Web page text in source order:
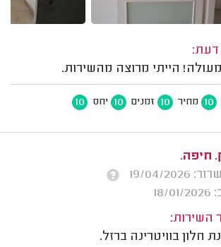
דעת:
הייתי מרוצה מהשירות.
10 מחיר 10 זמנים 10 יחס 10
חיפה.
19/04/2026
השירות:
חלון בוויטרינה ברזל.